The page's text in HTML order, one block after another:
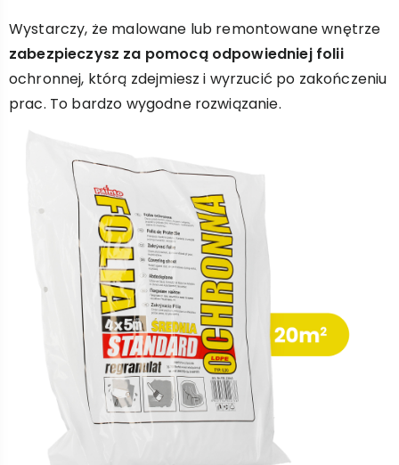
Wystarczy, że malowane lub remontowane wnętrze
zabezpieczysz za pomocą odpowiedniej folii
ochronnej, którą zdejmiesz i wyrzucić po zakończeniu
prac. To bardzo wygodne rozwiązanie.